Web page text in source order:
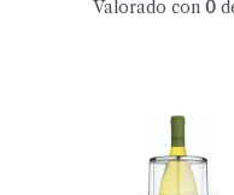
Valorado con0